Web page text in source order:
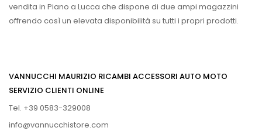
vendita in Piano a Lucca che dispone di due ampi magazzini
offrendo così un elevata disponibilità su tutti i propri prodotti.
VANNUCCHI MAURIZIO RICAMBI ACCESSORI AUTO MOTO
SERVIZIO CLIENTI ONLINE
Tel. +39 0583-329008
info@vannucchistore.com